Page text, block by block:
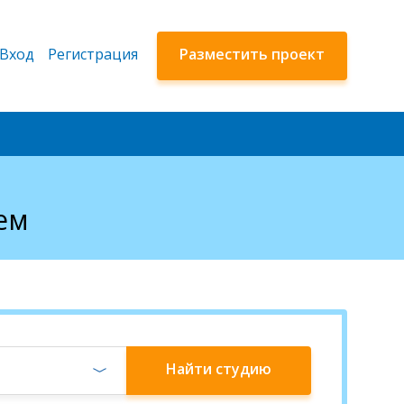
Найти студию
Вход Регистрация Разместить проект